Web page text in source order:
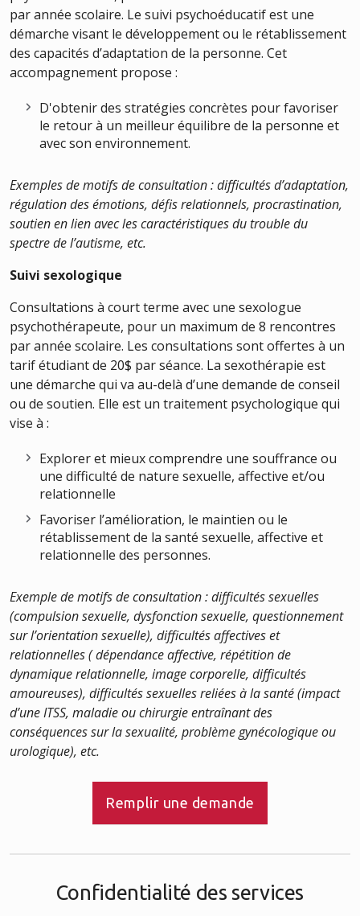
par année scolaire. Le suivi psychoéducatif est une
démarche visant le développement ou le rétablissement
des capacités d’adaptation de la personne. Cet
accompagnement propose :
D'obtenir des stratégies concrètes pour favoriser
le retour à un meilleur équilibre de la personne et
avec son environnement.
Exemples de motifs de consultation : difficultés d’adaptation,
régulation des émotions, défis relationnels, procrastination,
soutien en lien avec les caractéristiques du trouble du
spectre de l’autisme, etc.
Suivi sexologique
Consultations à court terme avec une sexologue
psychothérapeute, pour un maximum de 8 rencontres
par année scolaire. Les consultations sont offertes à un
tarif étudiant de 20$ par séance. La sexothérapie est
une démarche qui va au-delà d’une demande de conseil
ou de soutien. Elle est un traitement psychologique qui
vise à :
Explorer et mieux comprendre une souffrance ou
une difficulté de nature sexuelle, affective et/ou
relationnelle
Favoriser l’amélioration, le maintien ou le
rétablissement de la santé sexuelle, affective et
relationnelle des personnes.
Exemple de motifs de consultation : difficultés sexuelles
(compulsion sexuelle, dysfonction sexuelle, questionnement
sur l’orientation sexuelle), difficultés affectives et
relationnelles ( dépendance affective, répétition de
dynamique relationnelle, image corporelle, difficultés
amoureuses), difficultés sexuelles reliées à la santé (impact
d’une ITSS, maladie ou chirurgie entraînant des
conséquences sur la sexualité, problème gynécologique ou
urologique), etc.
Remplir une demande
Confidentialité des services